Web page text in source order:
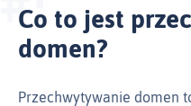
Co to jest
domen?
Przechwytywanie domen